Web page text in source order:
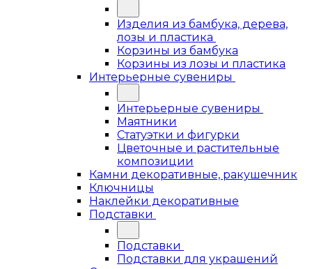
Изделия из бамбука, дерева,
лозы и пластика
Корзины из бамбука
Корзины из лозы и пластика
Интерьерные сувениры
Интерьерные сувениры
Маятники
Статуэтки и фигурки
Цветочные и растительные
композиции
Камни декоративные, ракушечник
Ключницы
Наклейки декоративные
Подставки
Подставки
Подставки для украшений